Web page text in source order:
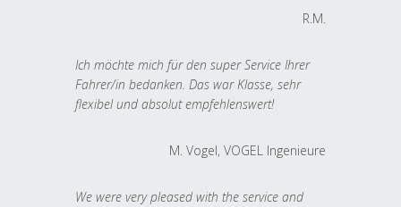
R.M.
Ich möchte mich für den super Service Ihrer
Fahrer/in bedanken. Das war Klasse, sehr
flexibel und absolut empfehlenswert!
M. Vogel, VOGEL Ingenieure
We were very pleased with the service and